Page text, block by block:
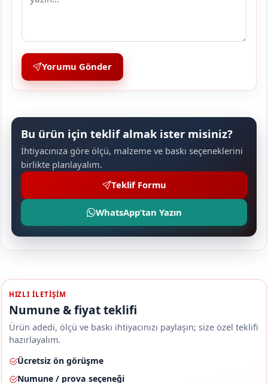
Yorumu Gönder
Bu ürün için teklif almak ister misiniz?
İhtiyacınıza göre ölçü, malzeme ve baskı seçeneklerini
birlikte planlayalım.
Teklif Formu
WhatsApp’tan Yazın
HIZLI ILETIŞIM
Numune & fiyat teklifi
Ürün adedi, ölçü ve baskı ihtiyacınızı paylaşın; size özel teklifi
hazırlayalım.
Ücretsiz ön görüşme
Numune / prova seçeneği